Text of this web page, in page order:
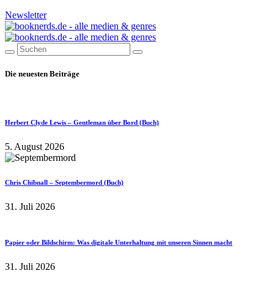
Newsletter
Die neuesten Beiträge
Herbert Clyde Lewis – Gentleman über Bord (Buch)
5. August 2026
Chris Chibnall – Septembermord (Buch)
31. Juli 2026
Papier oder Bildschirm: Was digitale Unterhaltung mit unseren Sinnen macht
31. Juli 2026